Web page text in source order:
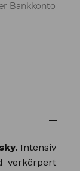
Bankkonto
Intensiv
verkörpert